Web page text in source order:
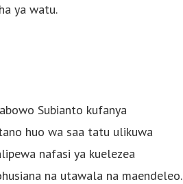
ya watu.
Subianto kufanya
huo wa saa tatu ulikuwa
nafasi ya kuelezea
na utawala na maendeleo.